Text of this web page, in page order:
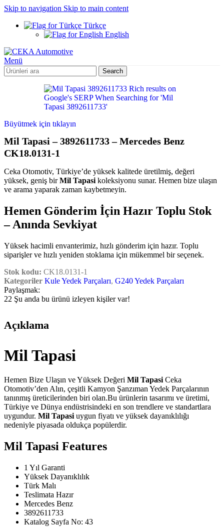
Skip to navigation Skip to main content
Türkçe
English
Menü
Search
Büyütmek için tıklayın
Mil Tapasi – 3892611733 – Mercedes Benz
CK18.0131-1
Ceka Otomotiv, Türkiye’de yüksek kalitede üretilmiş, değeri
yüksek, geniş birMil Tapasi koleksiyonu sunar. Hemen bize ulaşın
ve arama yaparak zaman kaybetmeyin.
Hemen Gönderim İçin Hazır Toplu Stok
– Anında Sevkiyat
Yüksek hacimli envanterimiz, hızlı gönderim için hazır. Toplu
siparişler ve hızlı yeniden stoklama için mükemmel bir seçenek.
Stok kodu: CK18.0131-1
Kategoriler Kule Yedek Parçaları, G240 Yedek Parçaları
Paylaşmak:
22 Şu anda bu ürünü izleyen kişiler var!
Açıklama
Mil Tapasi
Hemen Bize Ulaşın ve Yüksek Değeri Mil Tapasi Ceka
Otomotiv’den Alın, çeşitli Kamyon Şanzıman Yedek Parçalarının
tanınmış üreticilerinden biri olan.Bu ürünlerin tasarımı ve üretimi,
Türkiye ve Dünya endüstrisindeki en son trendlere ve standartlara
uygundur. Mil Tapasi uygun fiyatı ve yüksek dayanıklılığı
nedeniyle piyasada oldukça popülerdir.
Mil Tapasi Features
1 Yıl Garanti
Yüksek Dayanıklılık
Türk Malı
Teslimata Hazır
Mercedes Benz
3892611733
Katalog Sayfa No: 43